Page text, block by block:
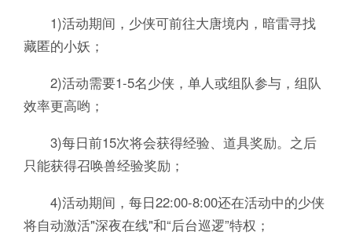
1)活动期间，少侠可前往大唐境内，暗雷寻找
藏匿的小妖；
2)活动需要1-5名少侠，单人或组队参与，组队
效率更高哟；
3)每日前15次将会获得经验、道具奖励。之后
只能获得召唤兽经验奖励；
4)活动期间，每日22:00-8:00还在活动中的少侠
将自动激活"深夜在线"和“后台巡逻”特权；